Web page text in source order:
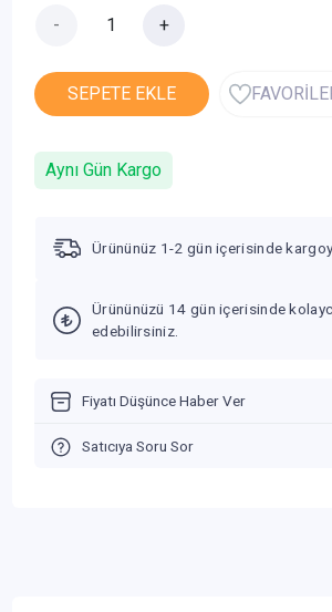
- +
SEPETE EKLE
Aynı Gün Kargo
Ürününüz 1-2 gün içerisinde
Ürününüzü 14 gün içerisinde
edebilirsiniz.
Fiyatı Düşünce Haber Ver
Satıcıya Soru Sor